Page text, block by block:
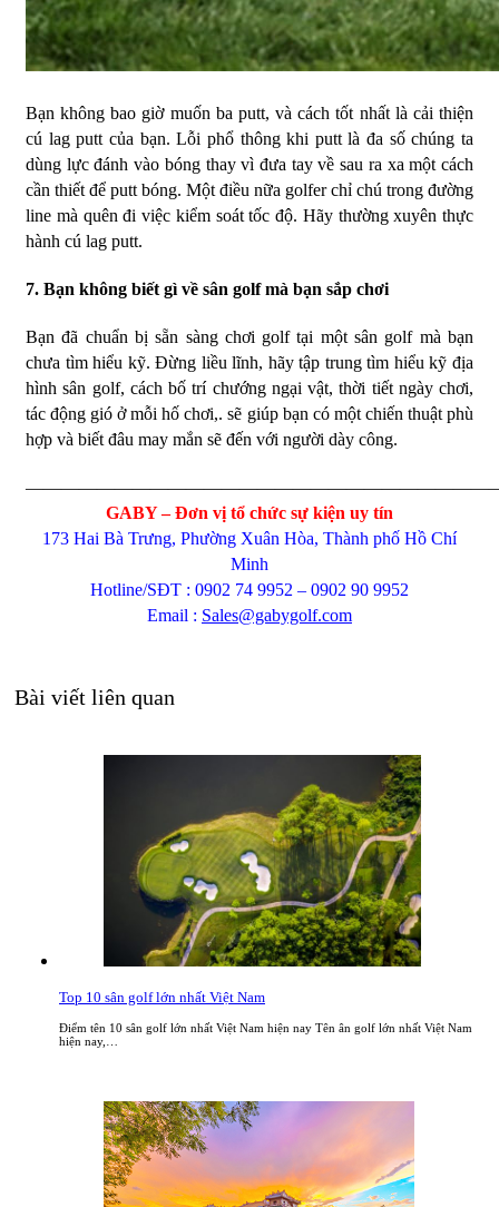
Bạn không bao giờ muốn ba putt, và cách tốt nhất là cải thiện
cú lag putt của bạn. Lỗi phổ thông khi putt là đa số chúng ta
dùng lực đánh vào bóng thay vì đưa tay về sau ra xa một cách
cần thiết để putt bóng. Một điều nữa golfer chỉ chú trong đường
line mà quên đi việc kiểm soát tốc độ. Hãy thường xuyên thực
hành cú lag putt.
7. Bạn không biết gì về sân golf mà bạn sắp chơi
Bạn đã chuẩn bị sẵn sàng chơi golf tại một sân golf mà bạn
chưa tìm hiểu kỹ. Đừng liều lĩnh, hãy tập trung tìm hiểu kỹ địa
hình sân golf, cách bố trí chướng ngại vật, thời tiết ngày chơi,
tác động gió ở mỗi hố chơi,. sẽ giúp bạn có một chiến thuật phù
hợp và biết đâu may mắn sẽ đến với người dày công.
GABY – Đơn vị tổ chức sự kiện uy tín
173 Hai Bà Trưng, Phường Xuân Hòa, Thành phố Hồ Chí
Minh
Hotline/SĐT : 0902 74 9952 – 0902 90 9952
Email : Sales@gabygolf.com
Bài viết liên quan
Top 10 sân golf lớn nhất Việt Nam
Điểm tên 10 sân golf lớn nhất Việt Nam hiện nay Tên ân golf lớn nhất Việt Nam
hiện nay,…